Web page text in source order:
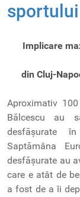
sportului
Implicare
din Cluj-
Aproximativ
Bălcescu au
desfășurate
Saptămâna
desfășurate au
care e atât de
a fost de a îi